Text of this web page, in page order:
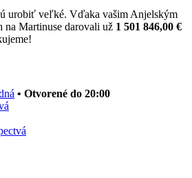
urobiť veľké. Vďaka vašim Anjelským
na Martinuse darovali už 1 501 846,00 €
• Otvorené do 20:00